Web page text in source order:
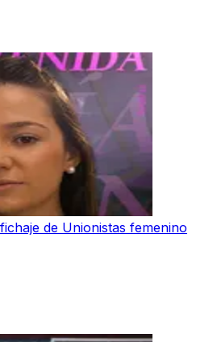
de Unionistas femenino